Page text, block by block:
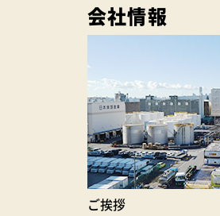
会社情報
ご挨拶